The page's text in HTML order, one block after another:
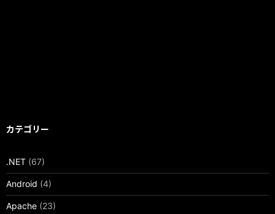
カテゴリー
.NET (67)
Android (4)
Apache (23)